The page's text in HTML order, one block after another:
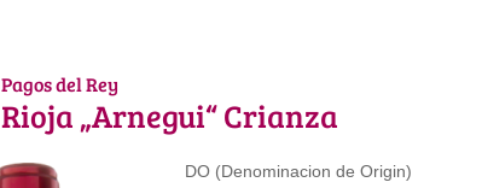
Pagos del Rey
Rioja „Arnegui“ Crianza
DO (Denominacion de Origin)